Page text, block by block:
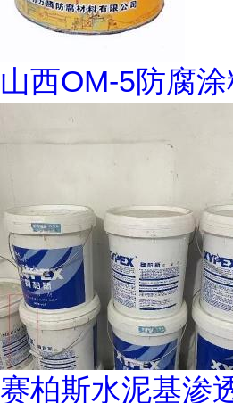
山西OM-5防腐涂
赛柏斯水泥基渗